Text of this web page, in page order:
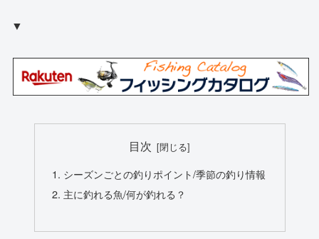
▼
目次
シーズンごとの釣りポイント/季節の釣り情報
主に釣れる魚/何が釣れる？